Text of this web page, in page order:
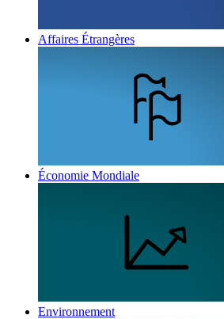
Affaires Étrangères
Économie Mondiale
Environnement